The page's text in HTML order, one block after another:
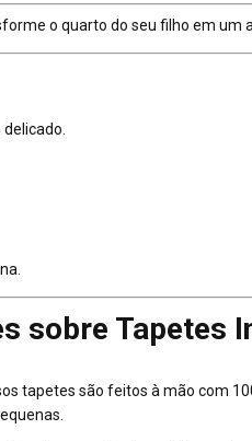
o quarto do seu filho em um
sobre Tapetes
tapetes são feitos à mão com